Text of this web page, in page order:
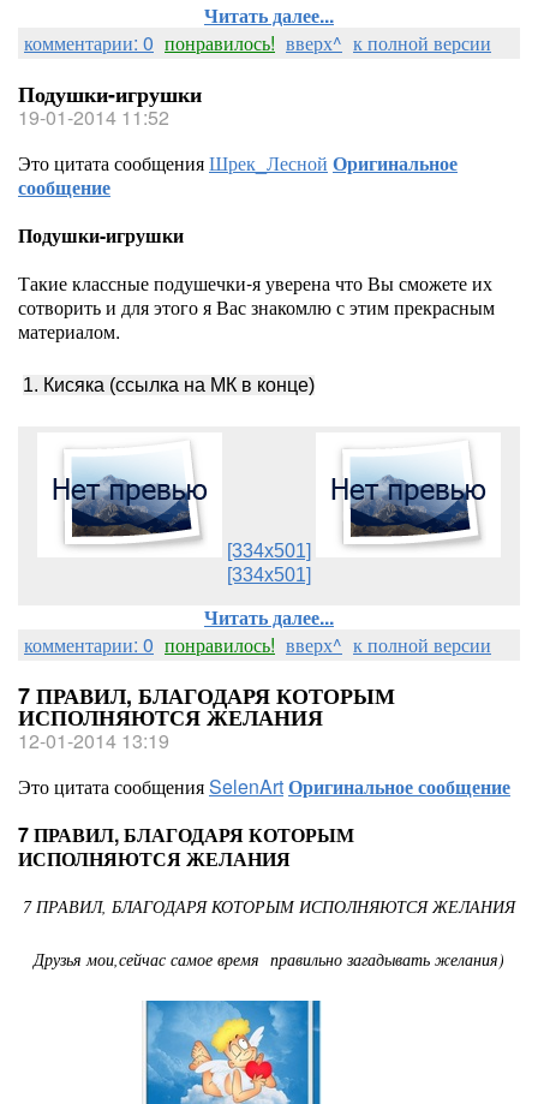
Читать далее...
комментарии: 0 понравилось! вверх^ к полной версии
Подушки-игрушки
19-01-2014 11:52
Это цитата сообщенияШрек_Лесной Оригинальное
сообщение
Подушки-игрушки
Такие классные подушечки-я уверена что Вы сможете их
сотворить и для этого я Вас знакомлю с этим прекрасным
материалом.
1. Кисяка (ссылка на МК в конце)
[334x501]
[334x501]
Читать далее...
комментарии: 0 понравилось! вверх^ к полной версии
7 ПРАВИЛ, БЛАГОДАРЯ КОТОРЫМ
ИСПОЛНЯЮТСЯ ЖЕЛАНИЯ
12-01-2014 13:19
Это цитата сообщенияSelenArtОригинальное сообщение
7 ПРАВИЛ, БЛАГОДАРЯ КОТОРЫМ
ИСПОЛНЯЮТСЯ ЖЕЛАНИЯ
7 ПРАВИЛ, БЛАГОДАРЯ КОТОРЫМ ИСПОЛНЯЮТСЯ ЖЕЛАНИЯ
Друзья мои,сейчас самое время правильно загадывать желания)